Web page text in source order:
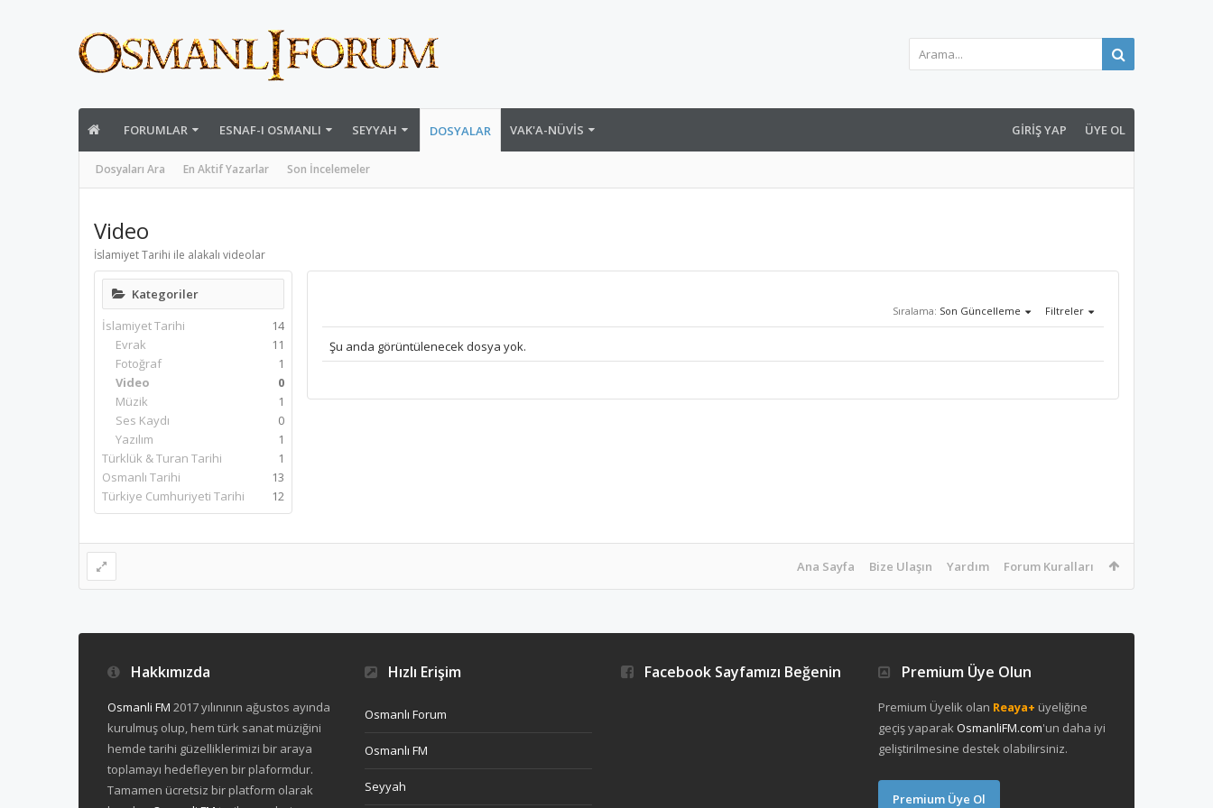
FORUMLAR ESNAF-I OSMANLI SEYYAH DOSYALAR
Dosyaları Ara En Aktif Yazarlar Son İncelemeler
VAK'A-NÜVIS GIRIŞ YAP ÜYE OL
Video
İslamiyet Tarihi ile alakalı videolar
Kategoriler
İslamiyet Tarihi
14
Evrak
11
Fotoğraf
1
Video
0
Müzik
1
Ses Kaydı
0
Yazılım
1
Türklük & Turan Tarihi
1
Osmanlı Tarihi
13
Türkiye Cumhuriyeti Tarihi
12
Sıralama: Son Güncelleme Filtreler
Şu anda görüntülenecek dosya yok.
Ana Sayfa Bize Ulaşın Yardım Forum Kuralları
Hakkımızda
Osmanli FM 2017 yılınının ağustos ayında
kurulmuş olup, hem türk sanat müziğini
hemde tarihi güzelliklerimizi bir araya
toplamayı hedefleyen bir plaformdur.
Tamamen ücretsiz bir platform olarak
Hızlı Erişim
Osmanlı Forum
Osmanlı FM
Seyyah
Facebook Sayfamızı Beğenin Premium Üye Olun
Premium Üyelik olan Reaya+ üyeliğine
geçiş yaparakOsmanliFM.com'un daha iyi
geliştirilmesine destek olabilirsiniz.
Premium Üye Ol